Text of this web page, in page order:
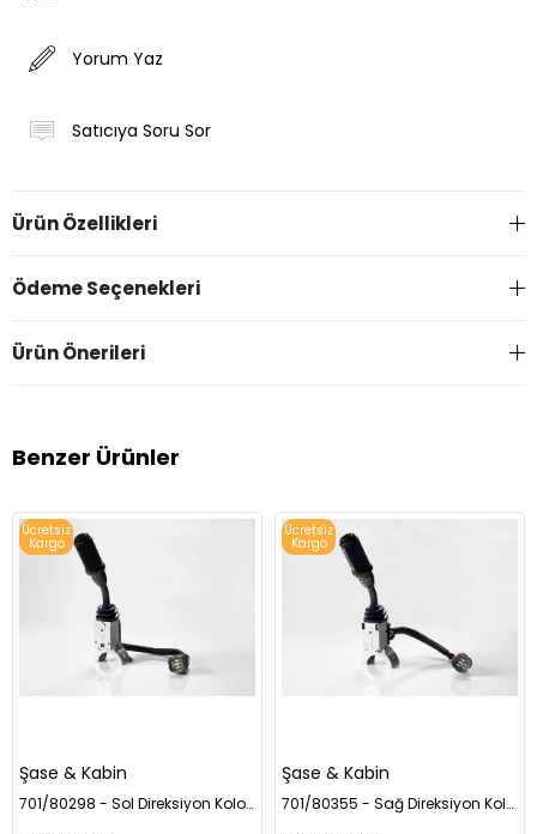
Yorum Yaz
Satıcıya Soru Sor
Ürün Özellikleri
Ödeme Seçenekleri
Ürün Önerileri
Benzer Ürünler
Şase & Kabin
701/80298 - Sol Direksiyon Kolon Anahtarı Powershift (Kabin Tipi)
Ücretsiz
Kargo
Şase & Kabin
701/80355 - Sağ Direksiyon Kolon Anahtarı
Ücretsiz
Kargo